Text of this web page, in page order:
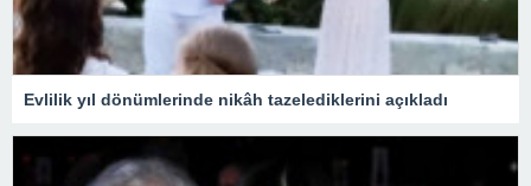
Evlilik yıl dönümlerinde nikâh tazelediklerini açıkladı